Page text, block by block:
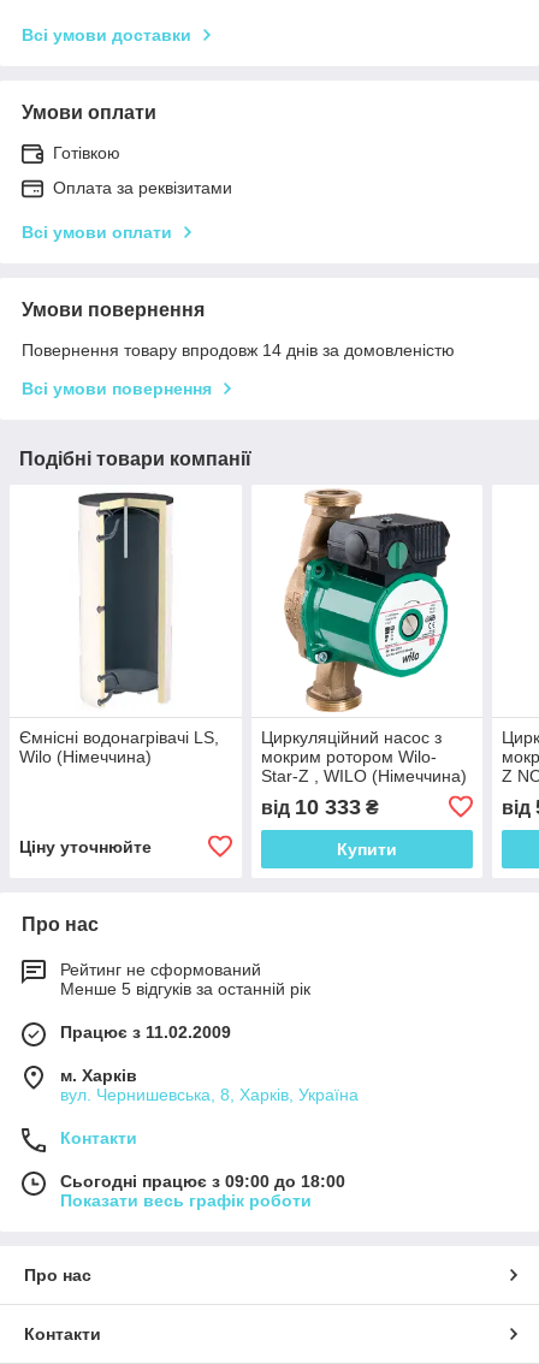
Всі умови доставки
Умови оплати
Готівкою
Оплата за реквізитами
Всі умови оплати
Умови повернення
Повернення товару впродовж 14 днів за домовленістю
Всі умови повернення
Подібні товари компанії
Ємнісні водонагрівачі LS,
Wilo (Німеччина)
Ціну уточнюйте
Циркуляційний насос з
мокрим ротором Wilo-
Star-Z , WILO (Німеччина)
від 10 333₴
Купити
Z
від
Про нас
Рейтинг не сформований
Менше 5 відгуків за останній рік
Працює з 11.02.2009
м. Харків
вул. Чернишевська, 8, Харків, Україна
Контакти
Сьогодні працює з 09:00 до 18:00
Показати весь графік роботи
Про нас
Контакти